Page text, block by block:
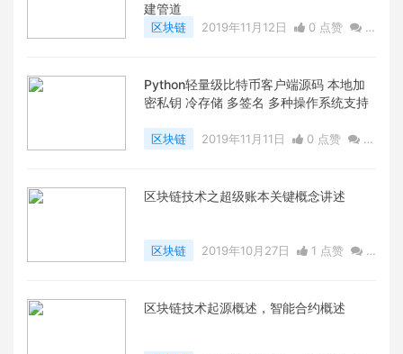
建管道
区块链 2019年11月12日 0 点赞
0
Python轻量级比特币客户端源码 本地加
密私钥 冷存储 多签名 多种操作系统支持
区块链 2019年11月11日 0 点赞
0
区块链技术之超级账本关键概念讲述
区块链 2019年10月27日 1 点赞
0
区块链技术起源概述，智能合约概述